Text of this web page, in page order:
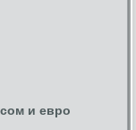
и евро